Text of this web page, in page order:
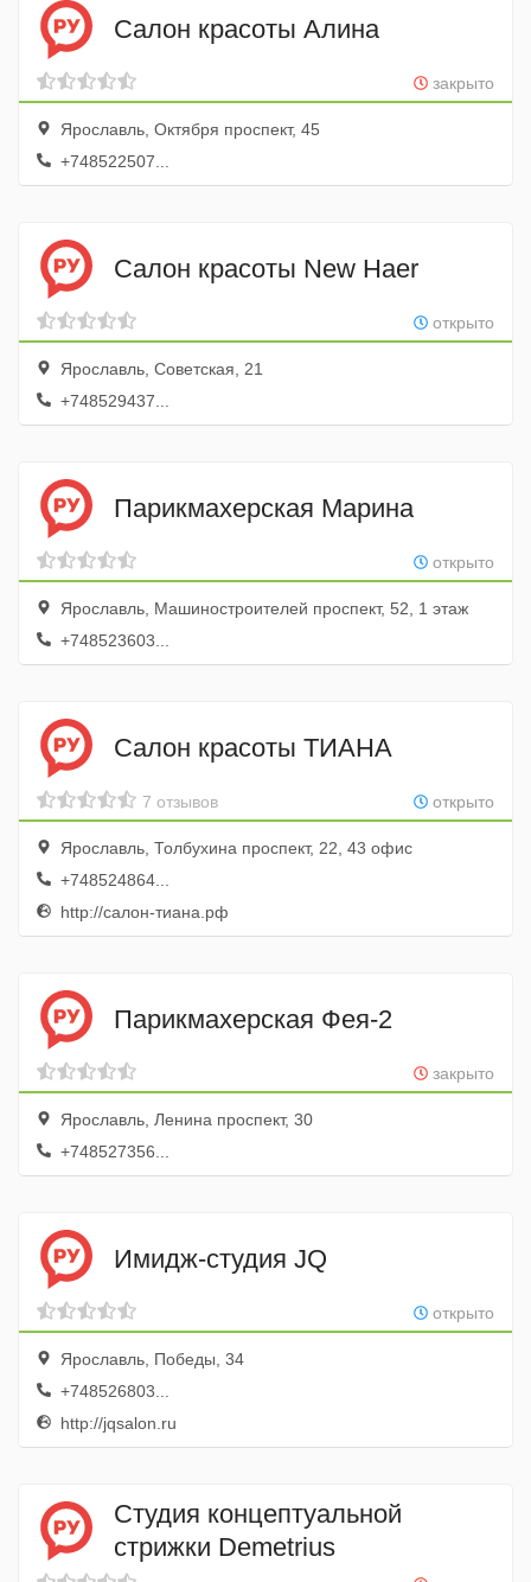
Салон красоты Алина
закрыто
Ярославль, Октября проспект, 45
+748522507...
Салон красоты New Haer
открыто
Ярославль, Советская, 21
+748529437...
Парикмахерская Марина
открыто
Ярославль, Машиностроителей проспект, 52, 1 этаж
+748523603...
Салон красоты ТИАНА
открыто
7 отзывов
Ярославль, Толбухина проспект, 22, 43 офис
+748524864...
http://салон-тиана.рф
Парикмахерская Фея-2
закрыто
Ярославль, Ленина проспект, 30
+748527356...
Имидж-студия JQ
открыто
Ярославль, Победы, 34
+748526803...
http://jqsalon.ru
Студия концептуальной
стрижки Demetrius